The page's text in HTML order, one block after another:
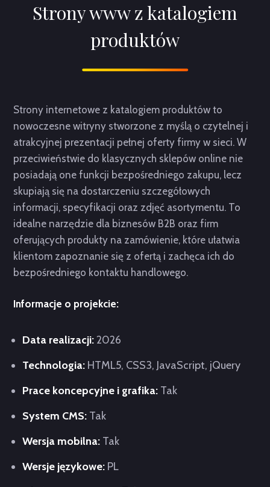
Strony www z katalogiem
produktów
Strony internetowe z katalogiem produktów to
nowoczesne witryny stworzone z myślą o czytelnej i
atrakcyjnej prezentacji pełnej oferty firmy w sieci. W
przeciwieństwie do klasycznych sklepów online nie
posiadają one funkcji bezpośredniego zakupu, lecz
skupiają się na dostarczeniu szczegółowych
informacji, specyfikacji oraz zdjęć asortymentu. To
idealne narzędzie dla biznesów B2B oraz firm
oferujących produkty na zamówienie, które ułatwia
klientom zapoznanie się z ofertą i zachęca ich do
bezpośredniego kontaktu handlowego.
Informacje o projekcie:
Data realizacji:2026
Technologia: HTML5, CSS3, JavaScript, jQuery
Prace koncepcyjne i grafika: Tak
System CMS: Tak
Wersja mobilna: Tak
Wersje językowe: PL